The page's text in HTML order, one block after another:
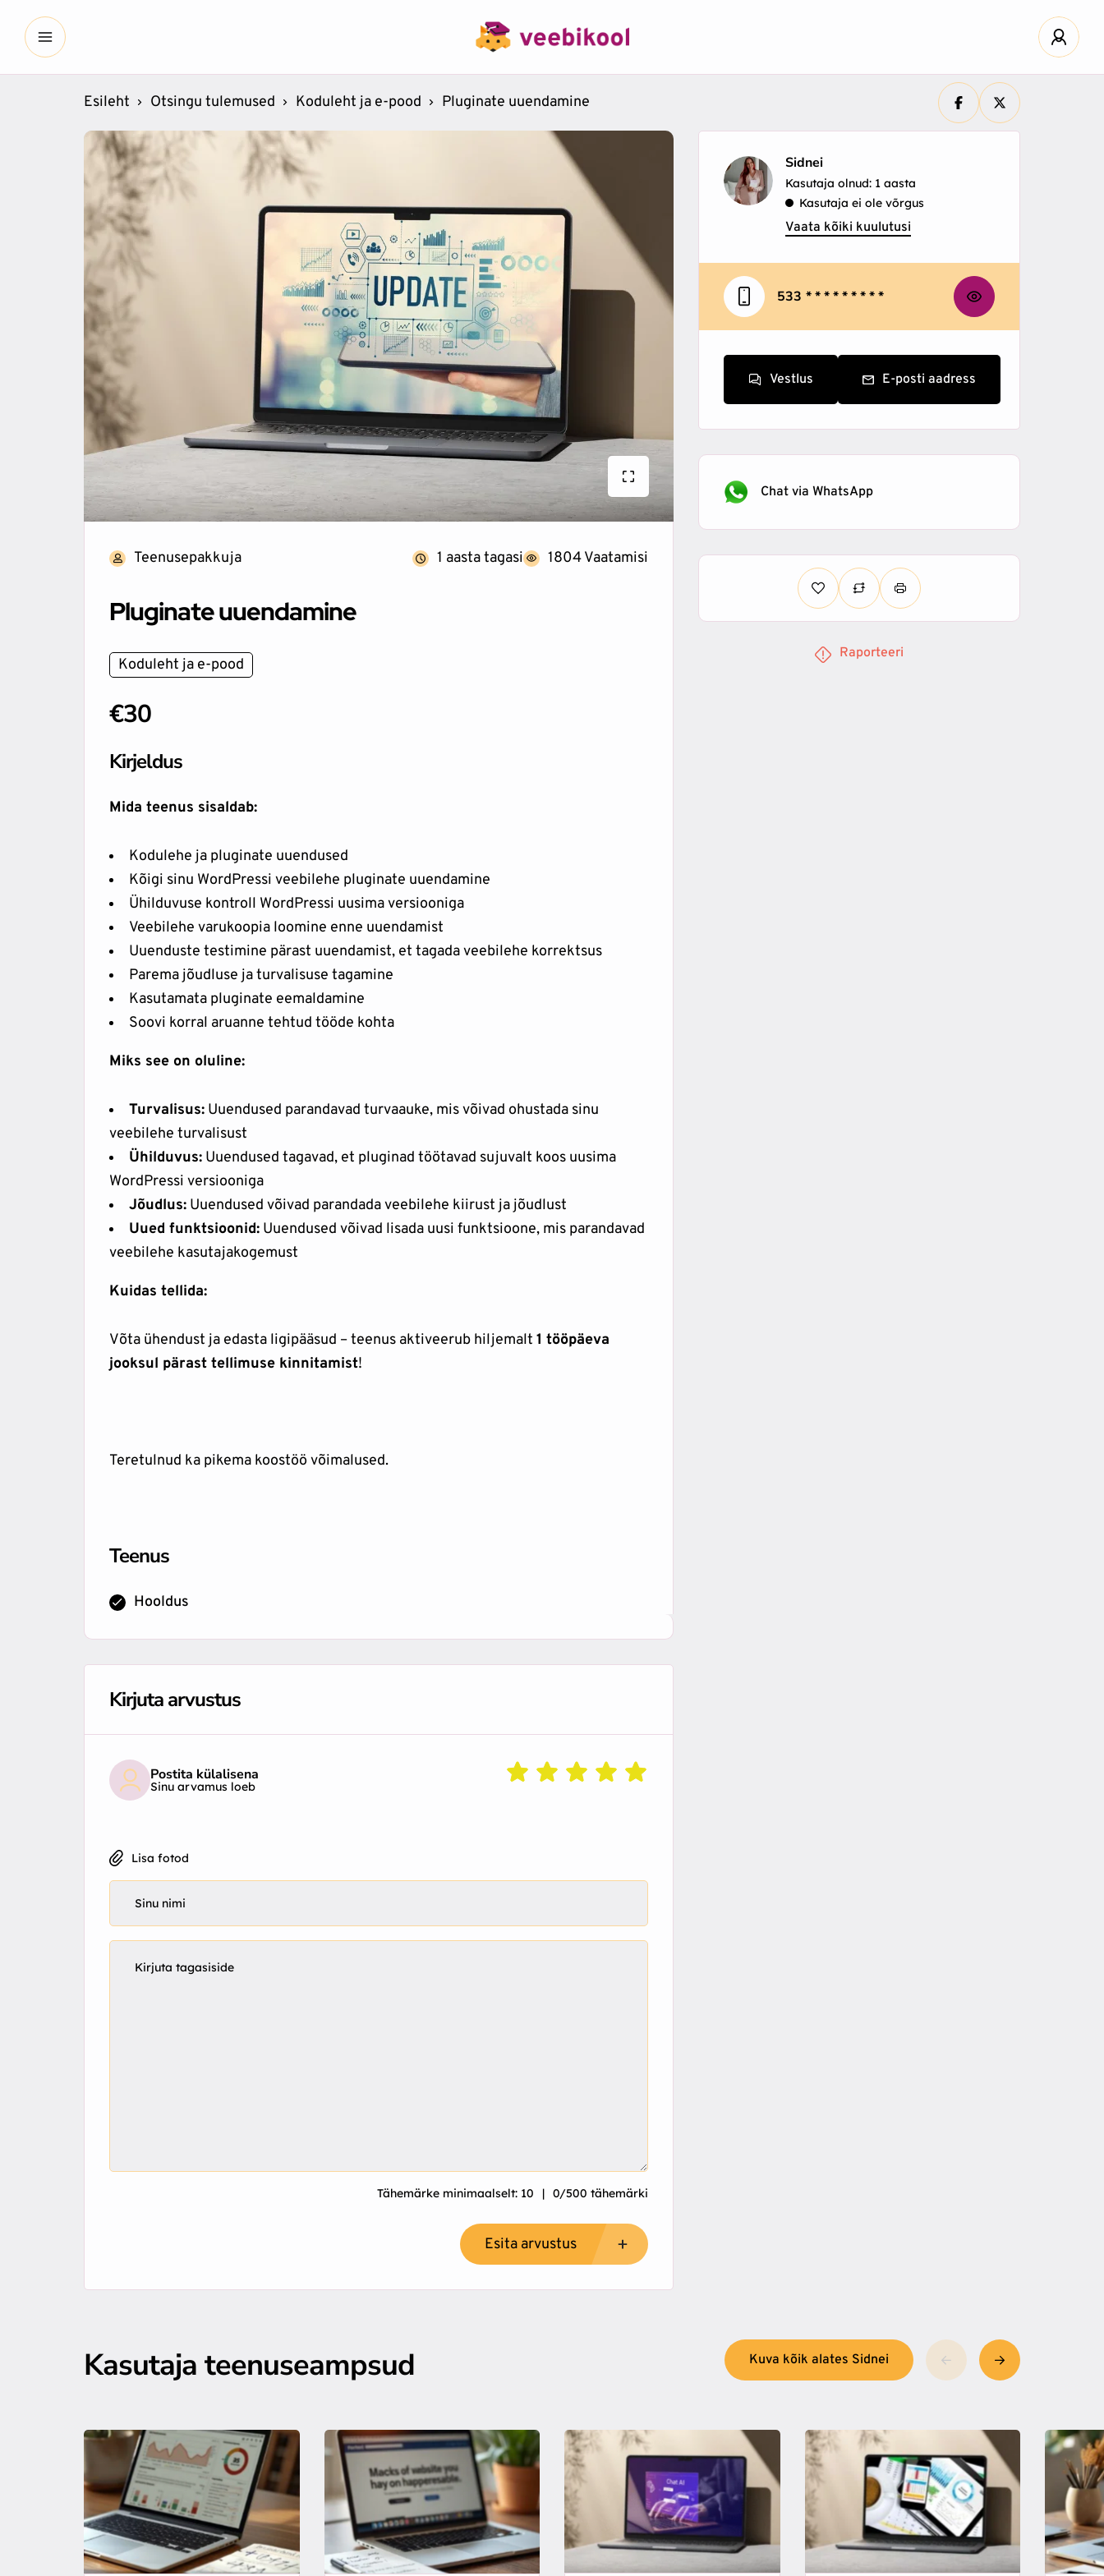
Esileht Otsingu tulemused Koduleht ja e-pood Pluginate uuendamine
Teenusepakkuja 1 aasta tagasi 1804 Vaatamisi
Pluginate uuendamine
Koduleht ja e-pood
€30
Kirjeldus
Mida teenus sisaldab:
Kodulehe ja pluginate uuendused
Kõigi sinu WordPressi veebilehe pluginate uuendamine
Ühilduvuse kontroll WordPressi uusima versiooniga
Veebilehe varukoopia loomine enne uuendamist
Uuenduste testimine pärast uuendamist, et tagada veebilehe korrektsus
Parema jõudluse ja turvalisuse tagamine
Kasutamata pluginate eemaldamine
Soovi korral aruanne tehtud tööde kohta
Miks see on oluline:
Turvalisus: Uuendused parandavad turvaauke, mis võivad ohustada sinu
veebilehe turvalisust
Ühilduvus: Uuendused tagavad, et pluginad töötavad sujuvalt koos uusima
WordPressi versiooniga
Jõudlus: Uuendused võivad parandada veebilehe kiirust ja jõudlust
Uued funktsioonid: Uuendused võivad lisada uusi funktsioone, mis parandavad
veebilehe kasutajakogemust
Kuidas tellida:
Võta ühendust ja edasta ligipääsud – teenus aktiveerub hiljemalt 1 tööpäeva
jooksul pärast tellimuse kinnitamist!
Teretulnud ka pikema koostöö võimalused.
Teenus
Hooldus
Kirjuta arvustus
Postita külalisena
Sinu arvamus loeb
Lisa fotod
Tähemärke minimaalselt: 10 0/500 tähemärki
Esita arvustus
Sidnei
Kasutaja olnud: 1 aasta
Kasutaja ei ole võrgus
Vaata kõiki kuulutusi
533 * * * * * * * * *
Vestlus E-posti aadress
Chat via WhatsApp
Raporteeri
Kasutaja teenuseampsud Kuva kõik alates Sidnei